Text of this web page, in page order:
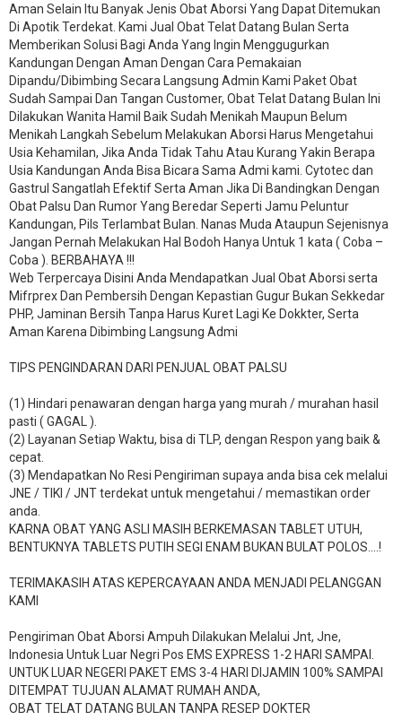
Aman Selain Itu Banyak Jenis Obat Aborsi Yang Dapat Ditemukan
Di Apotik Terdekat. Kami Jual Obat Telat Datang Bulan Serta
Memberikan Solusi Bagi Anda Yang Ingin Menggugurkan
Kandungan Dengan Aman Dengan Cara Pemakaian
Dipandu/Dibimbing Secara Langsung Admin Kami Paket Obat
Sudah Sampai Dan Tangan Customer, Obat Telat Datang Bulan Ini
Dilakukan Wanita Hamil Baik Sudah Menikah Maupun Belum
Menikah Langkah Sebelum Melakukan Aborsi Harus Mengetahui
Usia Kehamilan, Jika Anda Tidak Tahu Atau Kurang Yakin Berapa
Usia Kandungan Anda Bisa Bicara Sama Admi kami. Cytotec dan
Gastrul Sangatlah Efektif Serta Aman Jika Di Bandingkan Dengan
Obat Palsu Dan Rumor Yang Beredar Seperti Jamu Peluntur
Kandungan, Pils Terlambat Bulan. Nanas Muda Ataupun Sejenisnya
Jangan Pernah Melakukan Hal Bodoh Hanya Untuk 1 kata ( Coba –
Coba ). BERBAHAYA !!!
Web Terpercaya Disini Anda Mendapatkan Jual Obat Aborsi serta
Mifrprex Dan Pembersih Dengan Kepastian Gugur Bukan Sekkedar
PHP, Jaminan Bersih Tanpa Harus Kuret Lagi Ke Dokkter, Serta
Aman Karena Dibimbing Langsung Admi
TIPS PENGINDARAN DARI PENJUAL OBAT PALSU
(1) Hindari penawaran dengan harga yang murah / murahan hasil
pasti ( GAGAL ).
(2) Layanan Setiap Waktu, bisa di TLP, dengan Respon yang baik &
cepat.
(3) Mendapatkan No Resi Pengiriman supaya anda bisa cek melalui
JNE / TIKI / JNT terdekat untuk mengetahui / memastikan order
anda.
KARNA OBAT YANG ASLI MASIH BERKEMASAN TABLET UTUH,
BENTUKNYA TABLETS PUTIH SEGI ENAM BUKAN BULAT POLOS….!
TERIMAKASIH ATAS KEPERCAYAAN ANDA MENJADI PELANGGAN
KAMI
Pengiriman Obat Aborsi Ampuh Dilakukan Melalui Jnt, Jne,
Indonesia Untuk Luar Negri Pos EMS EXPRESS 1-2 HARI SAMPAI.
UNTUK LUAR NEGERI PAKET EMS 3-4 HARI DIJAMIN 100% SAMPAI
DITEMPAT TUJUAN ALAMAT RUMAH ANDA,
OBAT TELAT DATANG BULAN TANPA RESEP DOKTER